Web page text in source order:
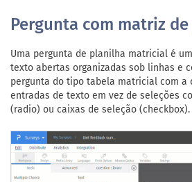
Pergunta com matriz
Uma pergunta de planilha matricial é
texto abertas organizadas sob linhas e
pergunta do tipo tabela matricial com a
entradas de texto em vez de seleções
(radio) ou caixas de seleção (checkbox).